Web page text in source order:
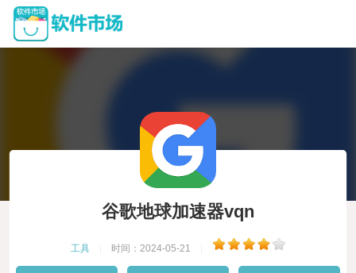
谷歌地球加速器vqn
工具 时间：2024-05-21